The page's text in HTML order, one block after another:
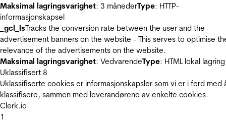
Maksimal lagringsvarighet: 3 månederType: HTTP-
informasjonskapsel
_gcl_lsTracks the conversion rate between the user and the
advertisement banners on the website - This serves to optimise
relevance of the advertisements on the website.
Maksimal lagringsvarighet: VedvarendeType: HTML lokal lagring
Uklassifisert 8
Uklassifiserte cookies er informasjonskapsler som vi er i ferd med
klassifisere, sammen med leverandørene av enkelte cookies.
Clerk.io
1